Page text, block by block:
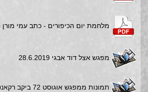
מלחמת יום הכיפורים - כתב עמי מורן
מפגש אצל דוד אבגי 28.6.2019
תמונות ממפגש אוגוסט 72 ביקב רקאנטי 14.12.18